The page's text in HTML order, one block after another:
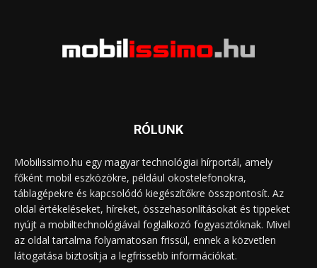
RÓLUNK
Mobilissimo.hu egy magyar technológiai hírportál, amely
főként mobil eszközökre, például okostelefonokra,
táblagépekre és kapcsolódó kiegészítőkre összpontosít. Az
oldal értékeléseket, híreket, összehasonlításokat és tippeket
nyújt a mobiltechnológiával foglalkozó fogyasztóknak. Mivel
az oldal tartalma folyamatosan frissül, ennek a közvetlen
látogatása biztosítja a legfrissebb információkat.